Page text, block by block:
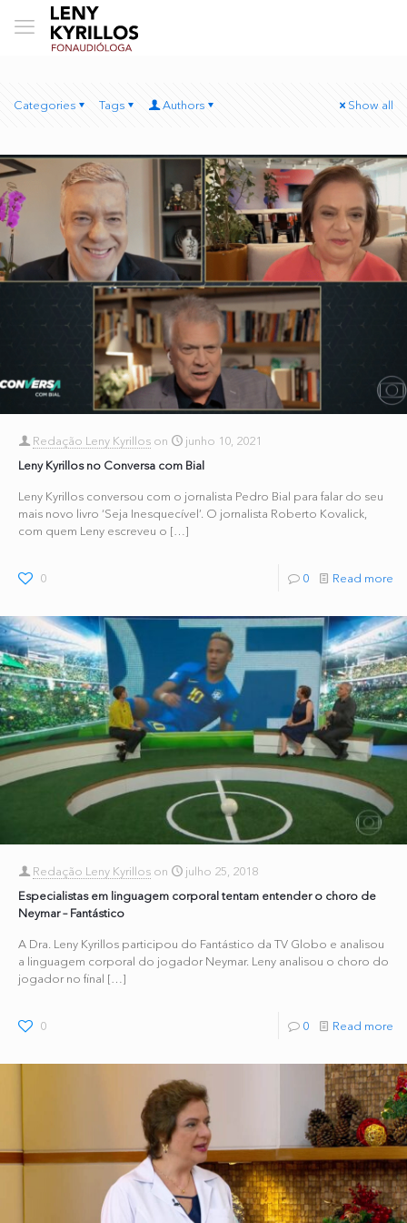
Categories Tags Authors Show all
Redação Leny Kyrillos on
junho 10, 2021
Leny Kyrillos no Conversa com Bial
Leny Kyrillos conversou com o jornalista Pedro Bial para falar do seu
mais novo livro ‘Seja Inesquecível’. O jornalista Roberto Kovalick,
com quem Leny escreveu o […]
0 0 Read more
Redação Leny Kyrillos on
julho 25, 2018
Especialistas em linguagem corporal tentam entender o choro de
Neymar – Fantástico
A Dra. Leny Kyrillos participou do Fantástico da TV Globo e analisou
a linguagem corporal do jogador Neymar. Leny analisou o choro do
jogador no final […]
0 0 Read more